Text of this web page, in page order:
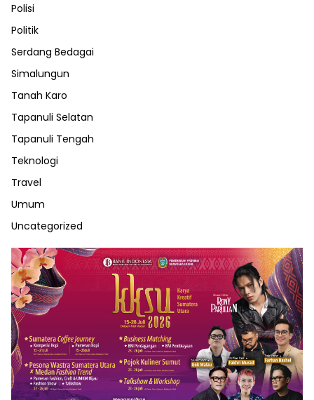
Polisi
Politik
Serdang Bedagai
Simalungun
Tanah Karo
Tapanuli Selatan
Tapanuli Tengah
Teknologi
Travel
Umum
Uncategorized